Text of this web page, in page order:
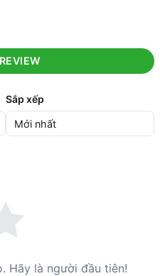
Sắp xếp
Hãy là người đầu tiên!